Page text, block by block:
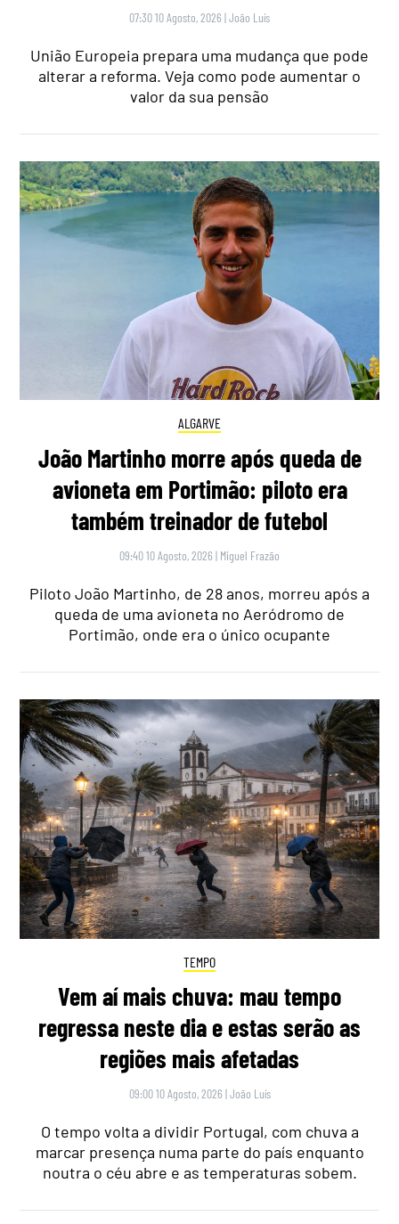
07:30 10 Agosto, 2026 |João Luís
União Europeia prepara uma mudança que pode
alterar a reforma. Veja como pode aumentar o
valor da sua pensão
ALGARVE
João Martinho morre após queda de
avioneta em Portimão: piloto era
também treinador de futebol
09:40 10 Agosto, 2026 | Miguel Frazão
Piloto João Martinho, de 28 anos, morreu após a
queda de uma avioneta no Aeródromo de
Portimão, onde era o único ocupante
TEMPO
Vem aí mais chuva: mau tempo
regressa neste dia e estas serão as
regiões mais afetadas
09:00 10 Agosto, 2026 |João Luís
O tempo volta a dividir Portugal, com chuva a
marcar presença numa parte do país enquanto
noutra o céu abre e as temperaturas sobem.